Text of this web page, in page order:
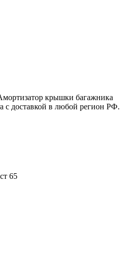
крышки багажника
с доставкой в любой регион РФ.
65